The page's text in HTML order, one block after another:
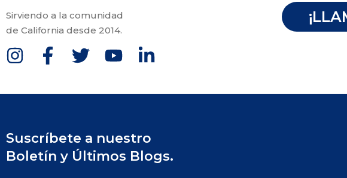
Sirviendo a la comunidad
de California desde 2014.
Suscríbete a nuestro
Boletín y Últimos Blogs.